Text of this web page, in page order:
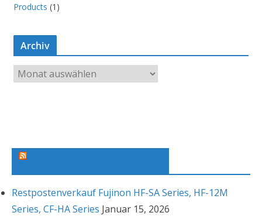
Products (1)
Archiv
r
Restpostenverkauf Fujinon HF-SA Series, HF-12M
Series, CF-HA Series Januar 15, 2026